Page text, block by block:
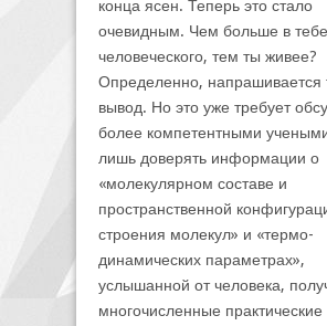
конца ясен. Теперь это стало
очевидным. Чем больше в тебе
человеческого, тем ты живее?
Определенно, напрашивается
вывод. Но это уже требует
более компетентными
лишь доверять информации о
«молекулярном составе и
пространственной
строения молекул» и «термо-
динамических параметрах»,
услышанной от человека,
многочисленные практические